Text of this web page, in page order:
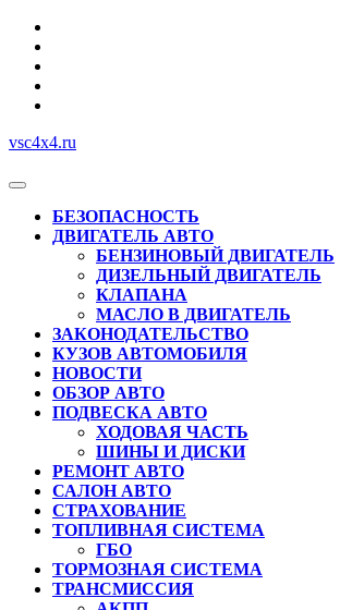
Перейти
содержимому
vsc4x4.ru
Кнопка
ОткрытьБЕЗОПАСНОСТЬ
ДВИГАТЕЛЬ АВТО
БЕНЗИНОВЫЙ ДВИГАТЕЛЬ
ДИЗЕЛЬНЫЙ ДВИГАТЕЛЬ
КЛАПАНА
МАСЛО В ДВИГАТЕЛЬ
ЗАКОНОДАТЕЛЬСТВО
КУЗОВ АВТОМОБИЛЯ
НОВОСТИ
ОБЗОР АВТО
ПОДВЕСКА АВТО
ХОДОВАЯ ЧАСТЬ
ШИНЫ И ДИСКИ
РЕМОНТ АВТО
САЛОН АВТО
СТРАХОВАНИЕ
ТОПЛИВНАЯ СИСТЕМА
ГБО
ТОРМОЗНАЯ СИСТЕМА
ТРАНСМИССИЯ